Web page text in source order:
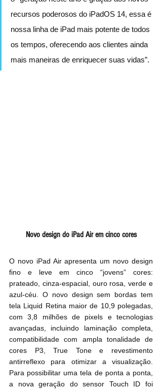
recursos poderosos do iPadOS 14, essa é
nossa linha de iPad mais potente de todos
os tempos, oferecendo aos clientes ainda
mais maneiras de enriquecer suas vidas”.
Novo design do iPad Air em cinco cores
O novo iPad Air apresenta um novo design
fino e leve em cinco “jovens” cores:
prateado, cinza-espacial, ouro rosa, verde e
azul-céu. O novo design sem bordas tem
tela Liquid Retina maior de 10,9 polegadas,
com 3,8 milhões de pixels e tecnologias
avançadas, incluindo laminação completa,
compatibilidade com ampla tonalidade de
cores P3, True Tone e revestimento
antirreflexo para otimizar a visualização.
Para possibilitar uma tela de ponta a ponta,
a nova geração do sensor Touch ID foi